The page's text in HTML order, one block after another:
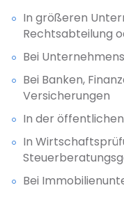
In größeren
Rechtsabteilung
Bei
Bei Banken,
Versicherungen
In der
In
Bei